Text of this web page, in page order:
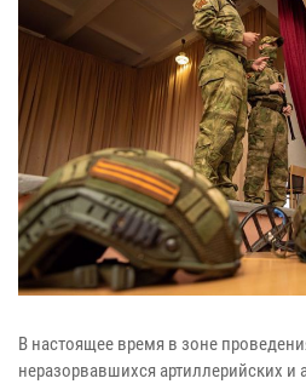
В настоящее время в зоне
неразорвавшихся артиллерийских